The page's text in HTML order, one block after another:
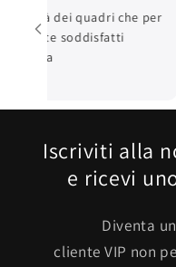
quadri che per Grazie
Iscriviti alla
e ricevi
Diventa
cliente VIP non